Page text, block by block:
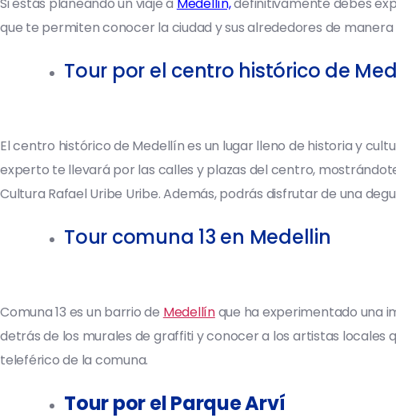
Si estás planeando un viaje a Medellín,definitivamente debes
que te permiten conocer la ciudad y sus alrededores de
Tour por el centro histórico de
El centro histórico de Medellín es un lugar lleno de historia y
experto te llevará por las calles y plazas del centro,
Cultura Rafael Uribe Uribe. Además, podrás disfrutar de una
Tour comuna 13 en Medellin
Comuna 13 es un barrio de Medellínque ha experimentado una
detrás de los murales de graffiti y conocer a los artistas locales
teleférico de la comuna.
Tour por el Parque Arví